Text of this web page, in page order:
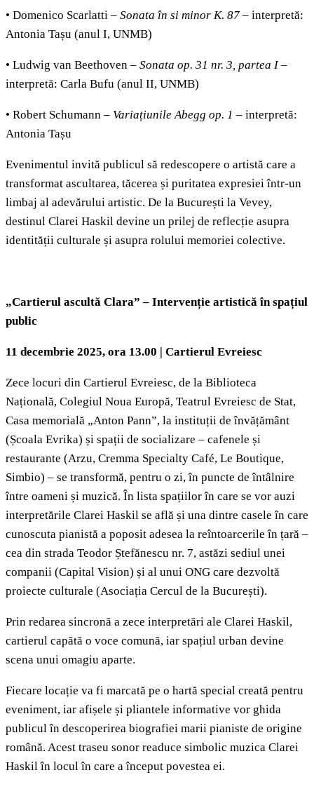
• Domenico Scarlatti – Sonata în si minor K. 87 – interpretă:
Antonia Tașu (anul I, UNMB)
• Ludwig van Beethoven – Sonata op. 31 nr. 3, partea I–
interpretă: Carla Bufu (anul II, UNMB)
• Robert Schumann – Variațiunile Abegg op. 1 – interpretă:
Antonia Tașu
Evenimentul invită publicul să redescopere o artistă care a
transformat ascultarea, tăcerea și puritatea expresiei într-un
limbaj al adevărului artistic. De la București la Vevey,
destinul Clarei Haskil devine un prilej de reflecție asupra
identității culturale și asupra rolului memoriei colective.
„Cartierul ascultă Clara” – Intervenție artistică în spațiul
public
11 decembrie 2025, ora 13.00 | Cartierul Evreiesc
Zece locuri din Cartierul Evreiesc, de la Biblioteca
Națională, Colegiul Noua Europă, Teatrul Evreiesc de Stat,
Casa memorială „Anton Pann”, la instituții de învățământ
(Școala Evrika) și spații de socializare – cafenele și
restaurante (Arzu, Cremma Specialty Café, Le Boutique,
Simbio) – se transformă, pentru o zi, în puncte de întâlnire
între oameni și muzică. În lista spațiilor în care se vor auzi
interpretările Clarei Haskil se află și una dintre casele în care
cunoscuta pianistă a poposit adesea la reîntoarcerile în țară –
cea din strada Teodor Ștefănescu nr. 7, astăzi sediul unei
companii (Capital Vision) și al unui ONG care dezvoltă
proiecte culturale (Asociația Cercul de la București).
Prin redarea sincronă a zece interpretări ale Clarei Haskil,
cartierul capătă o voce comună, iar spațiul urban devine
scena unui omagiu aparte.
Fiecare locație va fi marcată pe o hartă special creată pentru
eveniment, iar afișele și pliantele informative vor ghida
publicul în descoperirea biografiei marii pianiste de origine
română. Acest traseu sonor readuce simbolic muzica Clarei
Haskil în locul în care a început povestea ei.